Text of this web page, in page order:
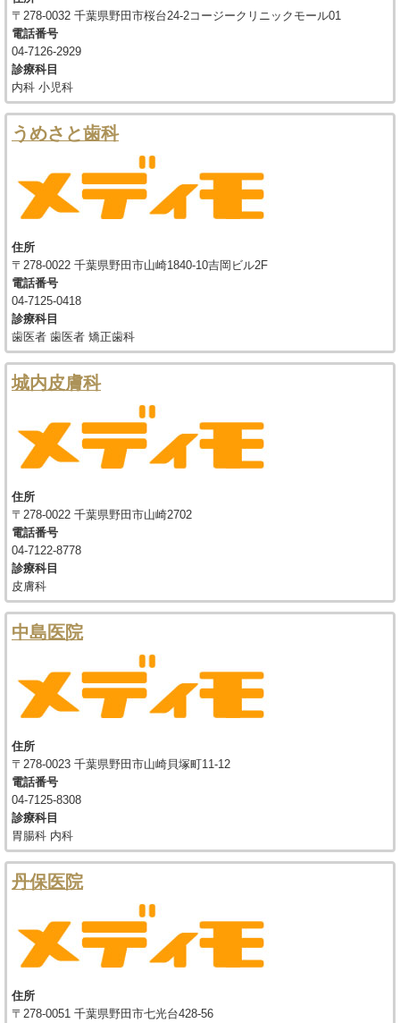
〒278-0032 千葉県野田市桜台24-2コージークリニックモール01
電話番号
04-7126-2929
診療科目
内科 小児科
うめさと歯科
住所
〒278-0022 千葉県野田市山崎1840-10吉岡ビル2F
電話番号
04-7125-0418
診療科目
歯医者 歯医者 矯正歯科
城内皮膚科
住所
〒278-0022 千葉県野田市山崎2702
電話番号
04-7122-8778
診療科目
皮膚科
中島医院
住所
〒278-0023 千葉県野田市山崎貝塚町11-12
電話番号
04-7125-8308
診療科目
胃腸科 内科
丹保医院
住所
〒278-0051 千葉県野田市七光台428-56